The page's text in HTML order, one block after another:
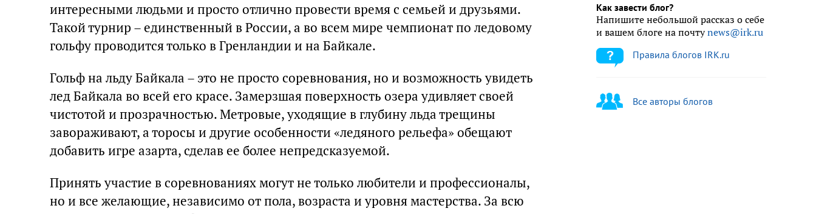
интересными людьми и просто отлично провести время с семьей и друзьями.
Такой турнир – единственный в России, а во всем мире чемпионат по ледовому
гольфу проводится только в Гренландии и на Байкале.
Гольф на льду Байкала – это не просто соревнования, но и возможность увидеть
лед Байкала во всей его красе. Замерзшая поверхность озера удивляет своей
чистотой и прозрачностью. Метровые, уходящие в глубину льда трещины
завораживают, а торосы и другие особенности «ледяного рельефа» обещают
добавить игре азарта, сделав ее более непредсказуемой.
Принять участие в соревнованиях могут не только любители и профессионалы,
но и все желающие, независимо от пола, возраста и уровня мастерства. За всю
Как завести блог?
Напишите небольшой рассказ о себе
и вашем блоге на почтуnews@irk.ru
Правила блогов IRK.ru
Все авторы блогов